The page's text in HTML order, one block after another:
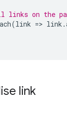
links on the
(link => link .
link